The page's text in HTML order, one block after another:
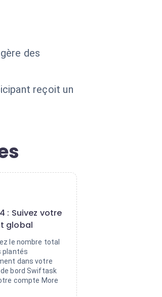
des
reçoit un
4 : Suivez votre
global
le nombre total
plantés
dans votre
bord Swiftask
compte More